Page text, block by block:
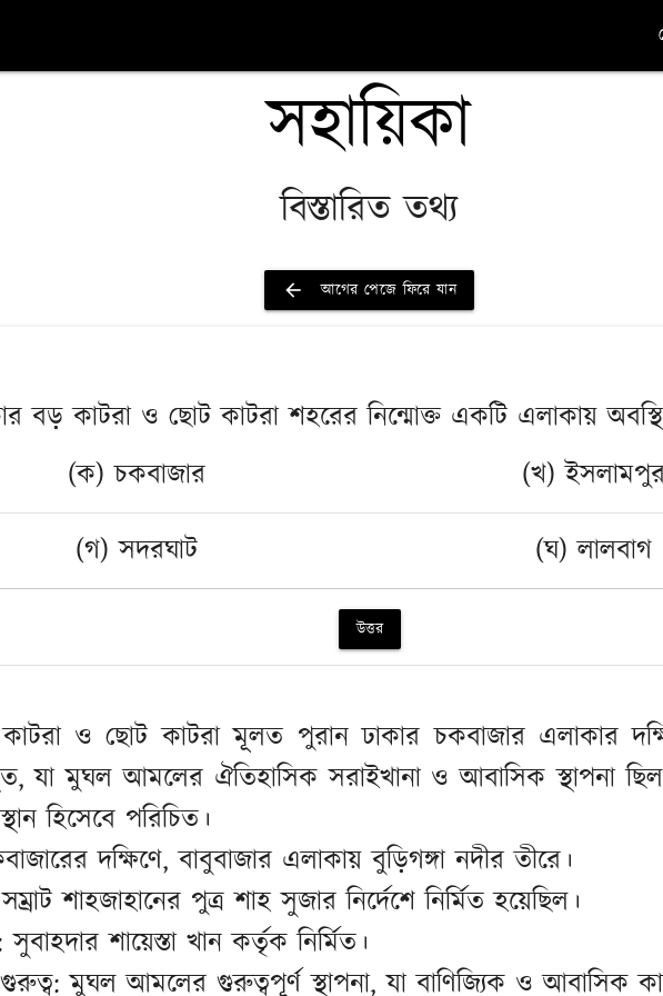
সহায়িকা
বিস্তারিত তথ্য
arrow_back আগের পেজে ফিরে যান
বড় কাটরা ও ছোট কাটরা শহরের নিন্মোক্ত একটি এলাকায়
(ক) চকবাজার
(খ)
(গ) সদরঘাট
(ঘ) লালবাগ
উত্তর
ও ছোট কাটরা মূলত পুরান ঢাকার চকবাজার এলাকার
যা মুঘল আমলের ঐতিহাসিক সরাইখানা ও আবাসিক স্থাপনা
হিসেবে পরিচিত।
দক্ষিণে, বাবুবাজার এলাকায় বুড়িগঙ্গা নদীর তীরে।
শাহজাহানের পুত্র শাহ সুজার নির্দেশে নির্মিত হয়েছিল।
শায়েস্তা খান কর্তৃক নির্মিত।
মুঘল আমলের গুরুত্বপূর্ণ স্থাপনা, যা বাণিজ্যিক ও আবাসিক